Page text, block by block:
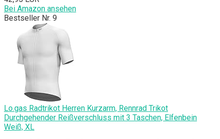
Bei Amazon ansehen
Bestseller Nr. 9
Lo.gas Radtrikot Herren Kurzarm, Rennrad Trikot
Durchgehender Reißverschluss mit 3 Taschen, Elfenbein
Weiß, XL